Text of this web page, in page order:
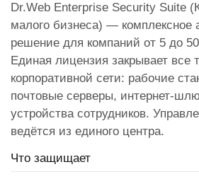
Dr.Web Enterprise Security Suite
малого бизнеса) — комплексное
решение для компаний от 5 до
Единая лицензия закрывает все
корпоративной сети: рабочие
почтовые серверы, интернет-
устройства сотрудников.
ведётся из единого центра.
Что защищает